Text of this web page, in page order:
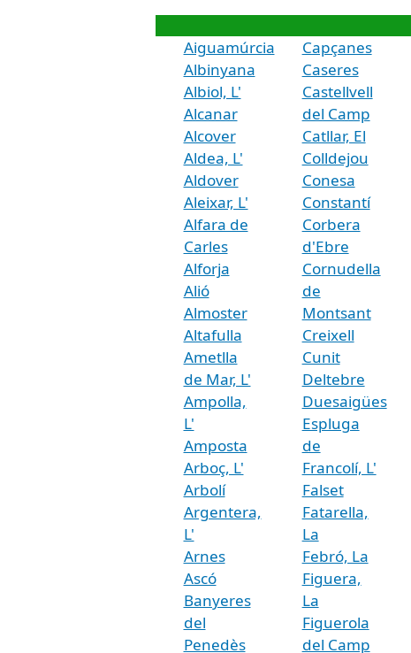
Aiguamúrcia
Albinyana
Albiol, L'
Alcanar
Alcover
Aldea, L'
Aldover
Aleixar, L'
Alfara de
Carles
Alforja
Alió
Almoster
Altafulla
Ametlla
de Mar, L'
Ampolla,
L'
Amposta
Arboç, L'
Arbolí
Argentera,
L'
Arnes
Ascó
Banyeres
del
Penedès
Capçanes
Caseres
Castellvell
del Camp
Catllar, El
Colldejou
Conesa
Constantí
Corbera
d'Ebre
Cornudella
de
Montsant
Creixell
Cunit
Deltebre
Duesaigües
Espluga
de
Francolí, L'
Falset
Fatarella,
La
Febró, La
Figuera,
La
Figuerola
del Camp